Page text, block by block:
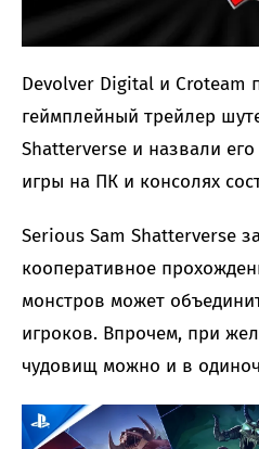
Devolver Digital и Croteam
геймплейный трейлер
Shatterverse и назвали
игры на ПК и консолях
Serious Sam Shatterverse
кооперативное
монстров может
игроков. Впрочем, при
чудовищ можно и в